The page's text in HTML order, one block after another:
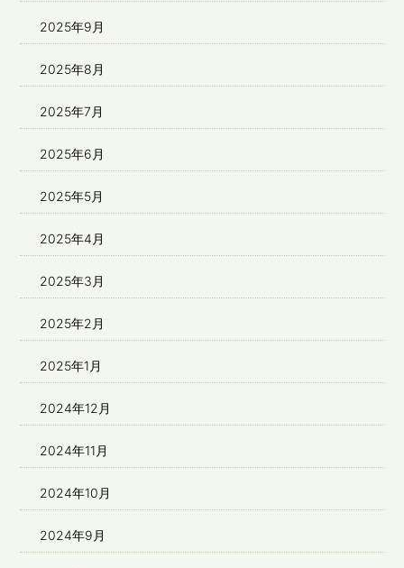
2025年9月
2025年8月
2025年7月
2025年6月
2025年5月
2025年4月
2025年3月
2025年2月
2025年1月
2024年12月
2024年11月
2024年10月
2024年9月